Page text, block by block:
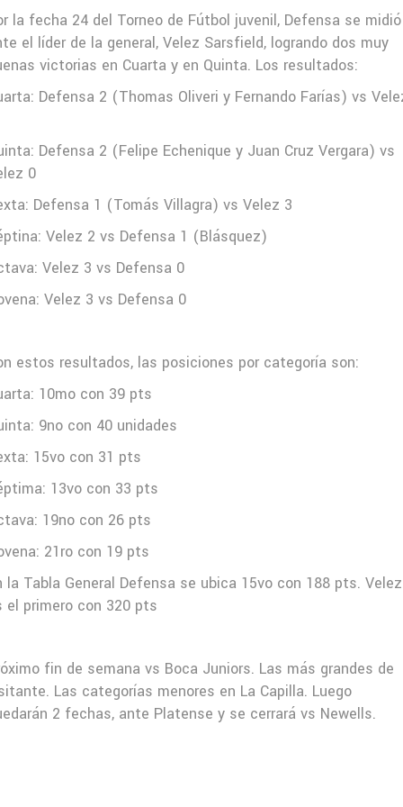
la fecha 24 del Torneo de Fútbol juvenil, Defensa se midió
el líder de la general, Velez Sarsfield, logrando dos muy
victorias en Cuarta y en Quinta. Los resultados:
Defensa 2 (Thomas Oliveri y Fernando Farías) vs
Defensa 2 (Felipe Echenique y Juan Cruz Vergara) vs
0
Defensa 1 (Tomás Villagra) vs Velez 3
Velez 2 vs Defensa 1 (Blásquez)
Velez 3 vs Defensa 0
Velez 3 vs Defensa 0
estos resultados, las posiciones por categoría son:
10mo con 39 pts
9no con 40 unidades
15vo con 31 pts
13vo con 33 pts
19no con 26 pts
21ro con 19 pts
la Tabla General Defensa se ubica 15vo con 188 pts. Velez
el primero con 320 pts
fin de semana vs Boca Juniors. Las más grandes de
Las categorías menores en La Capilla. Luego
2 fechas, ante Platense y se cerrará vs Newells.